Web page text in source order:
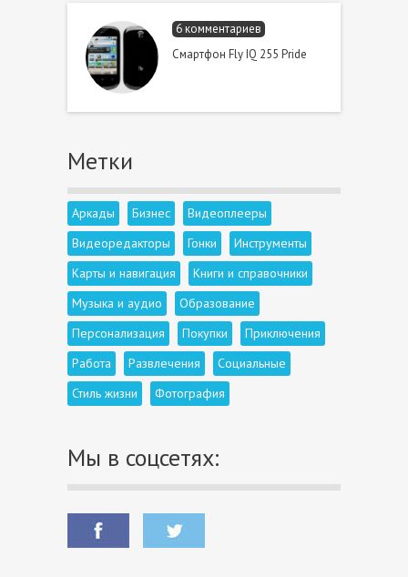
6 комментариев
Смартфон Fly IQ 255 Pride
Метки
Аркады Бизнес
Видеоплееры
Видеоредакторы
Гонки
Инструменты
Карты и навигация
Книги и справочники
Музыка и аудио
Образование
Персонализация
Покупки
Приключения
Работа
Развлечения
Социальные
Стиль жизни
Фотография
Мы в соцсетях: